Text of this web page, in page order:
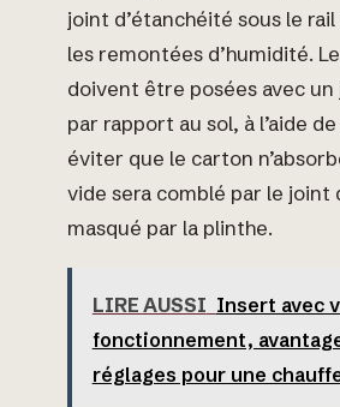
joint d’étanchéité sous le
les remontées d’humidité.
doivent être posées avec un
par rapport au sol, à l’aide
éviter que le carton
vide sera comblé par le joint
masqué par la plinthe.
LIRE AUSSI Insert avec
fonctionnement,
réglages pour une